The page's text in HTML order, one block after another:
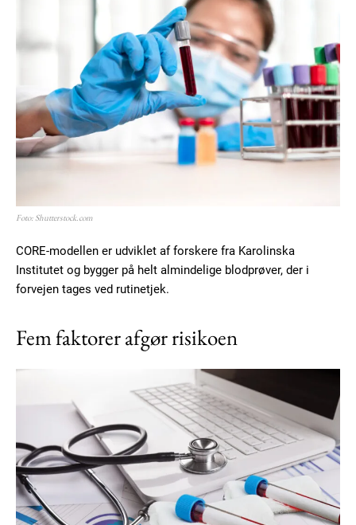
Foto: Shutterstock.com
CORE-modellen er udviklet af forskere fra Karolinska
Institutet og bygger på helt almindelige blodprøver, der i
forvejen tages ved rutinetjek.
Fem faktorer afgør risikoen